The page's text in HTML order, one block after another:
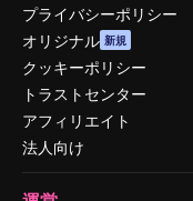
プライバシーポリシー
オリジナル 新規
クッキーポリシー
トラストセンター
アフィリエイト
法人向け